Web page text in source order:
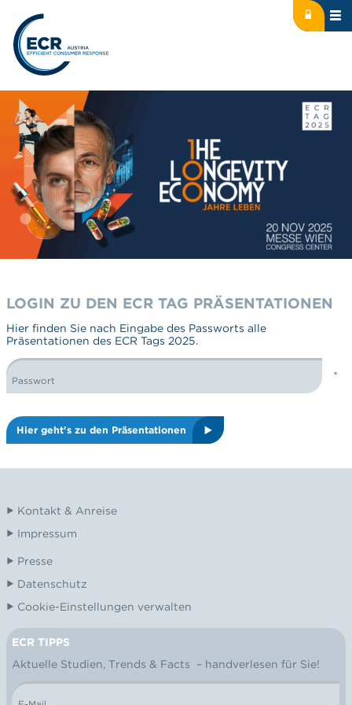
Logo: ECR Austria Icon:
LOGIN ZU DEN ECR TAG PRÄSENTATIONEN
Hier finden Sie nach Eingabe des Passworts alle
Präsentationen des ECR Tags 2025.
ECR TAG PRÄSENTATIONEN 2025 LOGIN
Passwort
Hier geht's zu den Präsentationen
Kontakt & Anreise
Impressum
Presse
Datenschutz
Cookie-Einstellungen verwalten
NEWSLETTER
ECR TIPPS
Aktuelle Studien, Trends & Facts – handverlesen für Sie!